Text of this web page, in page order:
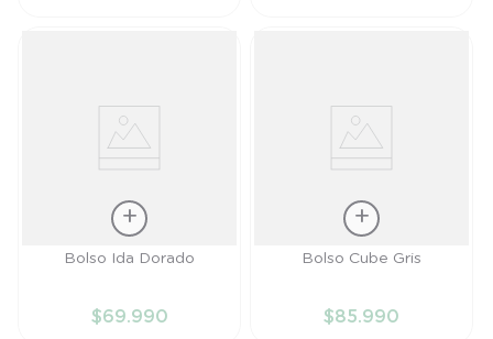
Bolso Ida Dorado
$69.990
Bolso Cube Gris
$85.990